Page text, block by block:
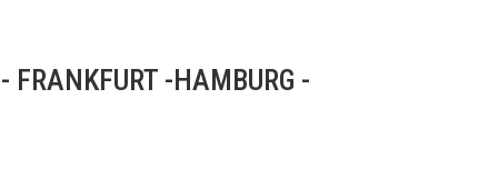
FRANKFURT -HAMBURG -